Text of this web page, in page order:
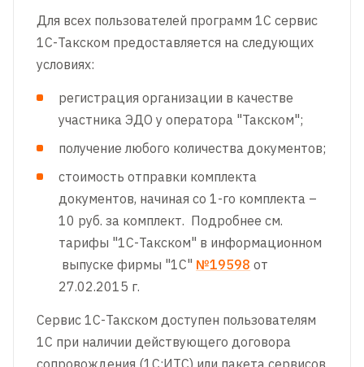
Для всех пользователей программ 1С сервис
1С-Такском предоставляется на следующих
условиях:
регистрация организации в качестве
участника ЭДО у оператора "Такском";
получение любого количества документов;
стоимость отправки комплекта
документов, начиная со 1-го комплекта –
10 руб. за комплект. Подробнее см.
тарифы "1С-Такском" в информационном
выпуске фирмы "1С" №19598 от
27.02.2015 г.
Сервис 1С-Такском доступен пользователям
1С при наличии действующего договора